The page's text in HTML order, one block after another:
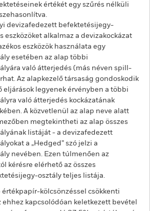
értékét egy szűrés nélküli
devizafedezett befektetésijegy-
eszközöket alkalmaz a devizakockázat
eszközök használata egy
esetében az alap többi
való átterjedés (más néven spill-
Az alapkezelő társaság gondoskodik
eljárások legyenek érvényben a többi
való átterjedés kockázatának
A közvetlenül az alap neve alatt
megtekintheti az alap összes
listáját - a devizafedezett
a „Hedged” szó jelzi a
nevében. Ezen túlmenően az
kérésre elérhető az összes
osztály teljes listája.
kölcsönzéssel csökkenti
ehhez kapcsolódóan keletkezett bevétel